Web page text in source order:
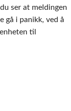
ser at meldingen
gå i panikk, ved å
til